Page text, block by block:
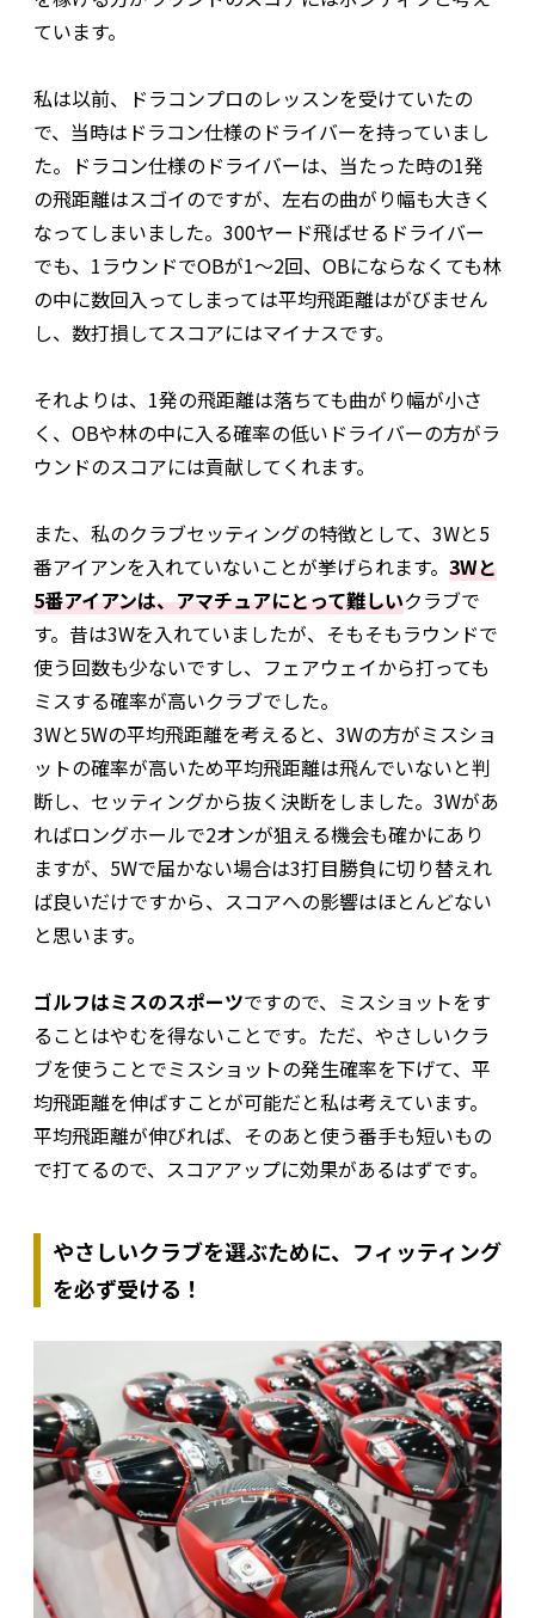
ています。
私は以前、ドラコンプロのレッスンを受けていたの
で、当時はドラコン仕様のドライバーを持っていまし
た。ドラコン仕様のドライバーは、当たった時の1発
の飛距離はスゴイのですが、左右の曲がり幅も大きく
なってしまいました。300ヤード飛ばせるドライバー
でも、1ラウンドでOBが1～2回、OBにならなくても林
の中に数回入ってしまっては平均飛距離はがびません
し、数打損してスコアにはマイナスです。
それよりは、1発の飛距離は落ちても曲がり幅が小さ
く、OBや林の中に入る確率の低いドライバーの方がラ
ウンドのスコアには貢献してくれます。
また、私のクラブセッティングの特徴として、3Wと5
番アイアンを入れていないことが挙げられます。 3Wと
5番アイアンは、アマチュアにとって難しいクラブで
す。昔は3Wを入れていましたが、そもそもラウンドで
使う回数も少ないですし、フェアウェイから打っても
ミスする確率が高いクラブでした。
3Wと5Wの平均飛距離を考えると、3Wの方がミスショ
ットの確率が高いため平均飛距離は飛んでいないと判
断し、セッティングから抜く決断をしました。3Wがあ
ればロングホールで2オンが狙える機会も確かにあり
ますが、5Wで届かない場合は3打目勝負に切り替えれ
ば良いだけですから、スコアへの影響はほとんどない
と思います。
ゴルフはミスのスポーツですので、ミスショットをす
ることはやむを得ないことです。ただ、やさしいクラ
ブを使うことでミスショットの発生確率を下げて、平
均飛距離を伸ばすことが可能だと私は考えています。
平均飛距離が伸びれば、そのあと使う番手も短いもの
で打てるので、スコアアップに効果があるはずです。
やさしいクラブを選ぶために、フィッティング
を必ず受ける！